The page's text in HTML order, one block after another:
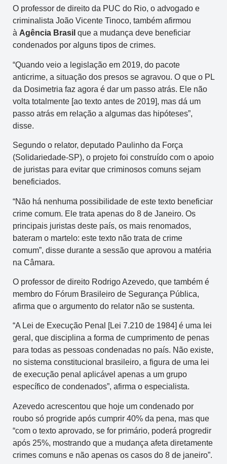
O professor de direito da PUC do Rio, o advogado e
criminalista João Vicente Tinoco, também afirmou
à Agência Brasil que a mudança deve beneficiar
condenados por alguns tipos de crimes.
“Quando veio a legislação em 2019, do pacote
anticrime, a situação dos presos se agravou. O que o PL
da Dosimetria faz agora é dar um passo atrás. Ele não
volta totalmente [ao texto antes de 2019], mas dá um
passo atrás em relação a algumas das hipóteses”,
disse.
Segundo o relator, deputado Paulinho da Força
(Solidariedade-SP), o projeto foi construído com o apoio
de juristas para evitar que criminosos comuns sejam
beneficiados.
“Não há nenhuma possibilidade de este texto beneficiar
crime comum. Ele trata apenas do 8 de Janeiro. Os
principais juristas deste país, os mais renomados,
bateram o martelo: este texto não trata de crime
comum”, disse durante a sessão que aprovou a matéria
na Câmara.
O professor de direito Rodrigo Azevedo, que também é
membro do Fórum Brasileiro de Segurança Pública,
afirma que o argumento do relator não se sustenta.
“A Lei de Execução Penal [Lei 7.210 de 1984] é uma lei
geral, que disciplina a forma de cumprimento de penas
para todas as pessoas condenadas no país. Não existe,
no sistema constitucional brasileiro, a figura de uma lei
de execução penal aplicável apenas a um grupo
específico de condenados”, afirma o especialista.
Azevedo acrescentou que hoje um condenado por
roubo só progride após cumprir 40% da pena, mas que
“com o texto aprovado, se for primário, poderá progredir
após 25%, mostrando que a mudança afeta diretamente
crimes comuns e não apenas os casos do 8 de janeiro”.